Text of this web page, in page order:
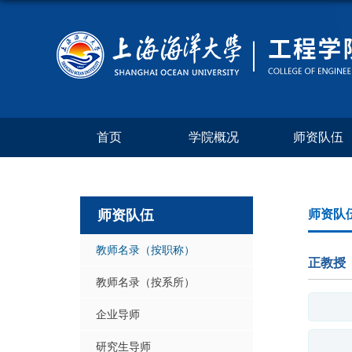
首页 学院概况 师资队伍
师资队伍
教师名录（按职称）
教师名录（按系所）
企业导师
研究生导师
师资队
正教授